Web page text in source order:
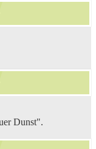
Dunst".